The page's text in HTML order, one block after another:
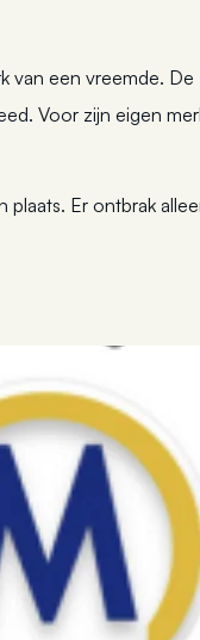
van een vreemde.
Voor zijn eigen
plaats. Er ontbrak